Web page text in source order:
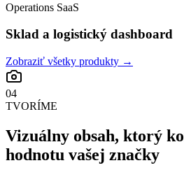
Operations SaaS
Sklad a logistický dashboard
Zobraziť všetky produkty →
04
TVORÍME
Vizuálny obsah, ktorý
hodnotu vašej značky